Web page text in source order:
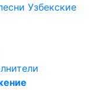
Узбекские